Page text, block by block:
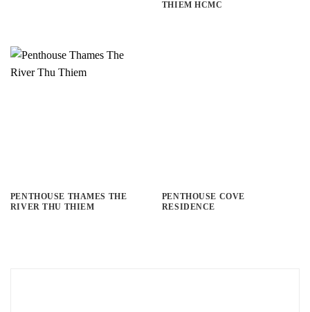
THIEM HCMC
PENTHOUSE THAMES THE
RIVER THU THIEM
PENTHOUSE COVE
RESIDENCE